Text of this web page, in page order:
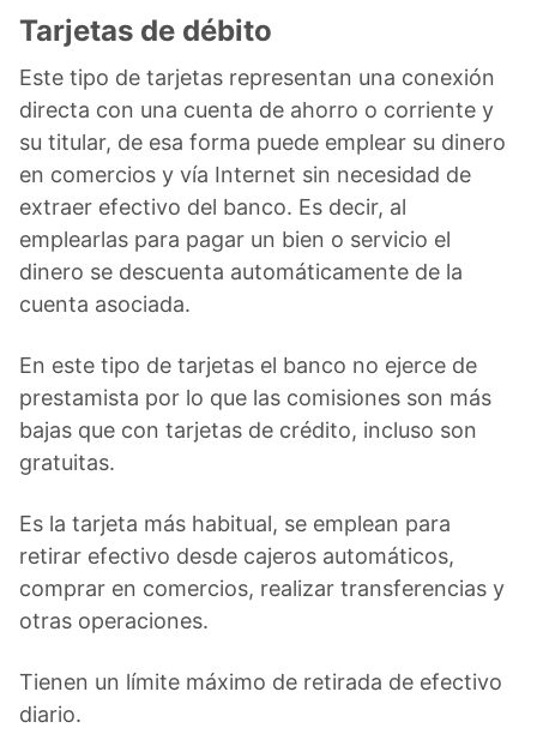
Tarjetas de débito
Este tipo de tarjetas representan una conexión
directa con una cuenta de ahorro o corriente y
su titular, de esa forma puede emplear su dinero
en comercios y vía Internet sin necesidad de
extraer efectivo del banco. Es decir, al
emplearlas para pagar un bien o servicio el
dinero se descuenta automáticamente de la
cuenta asociada.
En este tipo de tarjetas el banco no ejerce de
prestamista por lo que las comisiones son más
bajas que con tarjetas de crédito, incluso son
gratuitas.
Es la tarjeta más habitual, se emplean para
retirar efectivo desde cajeros automáticos,
comprar en comercios, realizar transferencias y
otras operaciones.
Tienen un límite máximo de retirada de efectivo
diario.